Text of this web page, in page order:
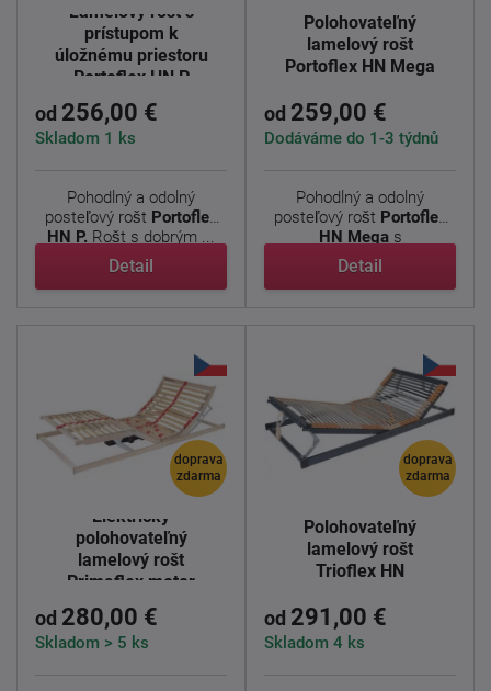
Lamelový rošt s
prístupom k
úložnému priestoru
Portoflex HN P
od 256,00 €
Skladom 1 ks
Pohodlný a odolný
posteľový rošt Portoflex
HN P. Rošt s dobrým ...
Detail
Polohovateľný
lamelový rošt
Portoflex HN Mega
od 259,00 €
Dodáváme do 1-3 týdnů
Pohodlný a odolný
posteľový rošt Portoflex
HN Megas
nadštandardnou ...
Detail
doprava
zdarma
Elektricky
polohovateľný
lamelový rošt
Primaflex motor
od 280,00 €
Skladom > 5 ks
doprava
zdarma
Polohovateľný
lamelový rošt
Trioflex HN
od 291,00 €
Skladom 4 ks